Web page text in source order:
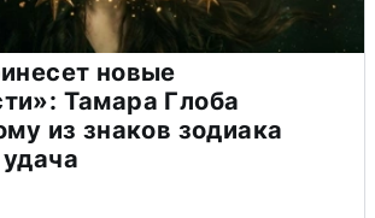
новые
Тамара Глоба
из знаков зодиака